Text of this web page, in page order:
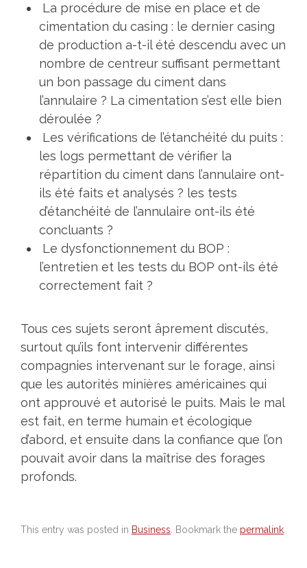
La procédure de mise en place et de
cimentation du casing : le dernier casing
de production a-t-il été descendu avec un
nombre de centreur suffisant permettant
un bon passage du ciment dans
l’annulaire ? La cimentation s’est elle bien
déroulée ?
Les vérifications de l’étanchéité du puits :
les logs permettant de vérifier la
répartition du ciment dans l’annulaire ont-
ils été faits et analysés ? les tests
d’étanchéité de l’annulaire ont-ils été
concluants ?
Le dysfonctionnement du BOP :
l’entretien et les tests du BOP ont-ils été
correctement fait ?
Tous ces sujets seront âprement discutés,
surtout qu’ils font intervenir différentes
compagnies intervenant sur le forage, ainsi
que les autorités minières américaines qui
ont approuvé et autorisé le puits. Mais le mal
est fait, en terme humain et écologique
d’abord, et ensuite dans la confiance que l’on
pouvait avoir dans la maîtrise des forages
profonds.
This entry was posted in Business. Bookmark the permalink.